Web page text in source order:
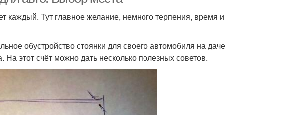
каждый. Тут главное желание, немного терпения, время и
обустройство стоянки для своего автомобиля на даче
этот счёт можно дать несколько полезных советов.